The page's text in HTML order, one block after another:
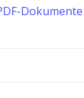
Dokumente